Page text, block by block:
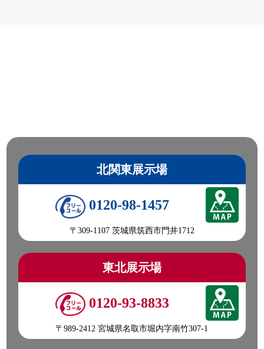
北関東展示場
0120-98-1457
〒309-1107 茨城県筑西市門井1712
東北展示場
0120-93-8833
〒989-2412 宮城県名取市堀内字南竹307-1